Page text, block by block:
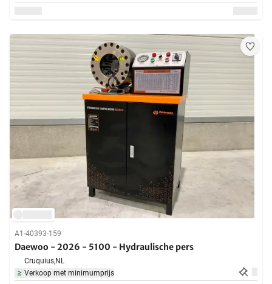
A1-40393-159
Daewoo - 2026 - 5100 - Hydraulische pers
Cruquius,NL
Verkoop met minimumprijs